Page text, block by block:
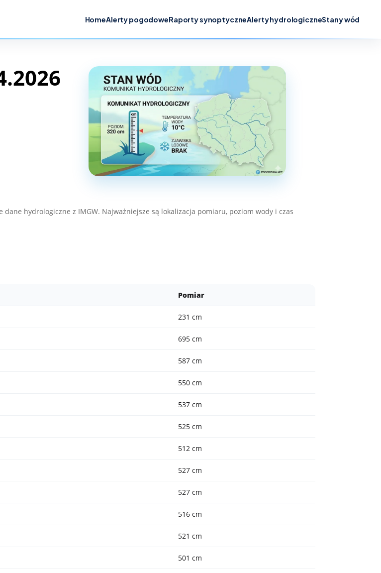
HomeAlerty pogodoweRaporty synoptyczneAlerty hydrologiczneStany wód
dane hydrologiczne z IMGW. Najważniejsze są lokalizacja pomiaru, poziom wody i czas
Pomiar
231 cm
695 cm
587 cm
550 cm
537 cm
525 cm
512 cm
527 cm
527 cm
516 cm
521 cm
501 cm